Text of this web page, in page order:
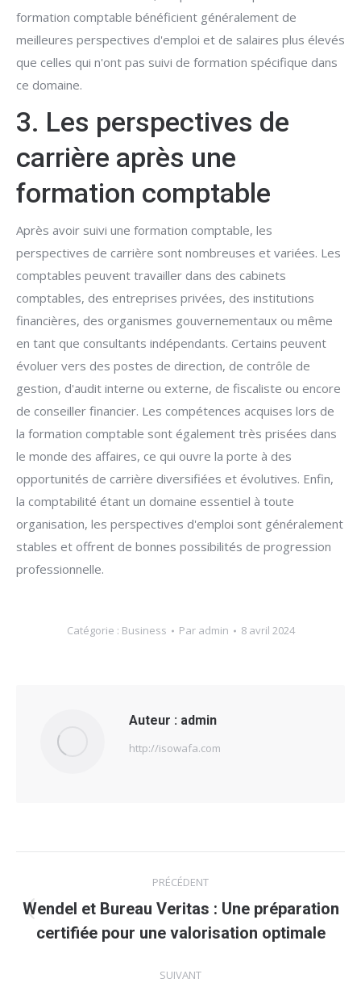
formation comptable bénéficient généralement de
meilleures perspectives d'emploi et de salaires plus élevés
que celles qui n'ont pas suivi de formation spécifique dans
ce domaine.
3. Les perspectives de
carrière après une
formation comptable
Après avoir suivi une formation comptable, les
perspectives de carrière sont nombreuses et variées. Les
comptables peuvent travailler dans des cabinets
comptables, des entreprises privées, des institutions
financières, des organismes gouvernementaux ou même
en tant que consultants indépendants. Certains peuvent
évoluer vers des postes de direction, de contrôle de
gestion, d'audit interne ou externe, de fiscaliste ou encore
de conseiller financier. Les compétences acquises lors de
la formation comptable sont également très prisées dans
le monde des affaires, ce qui ouvre la porte à des
opportunités de carrière diversifiées et évolutives. Enfin,
la comptabilité étant un domaine essentiel à toute
organisation, les perspectives d'emploi sont généralement
stables et offrent de bonnes possibilités de progression
professionnelle.
Catégorie : Business Par admin 8 avril 2024
Auteur : admin
http://isowafa.com
article
PRÉCÉDENT
Article
précédent
Wendel et Bureau Veritas : Une préparation
certifiée pour une valorisation optimale
SUIVANT